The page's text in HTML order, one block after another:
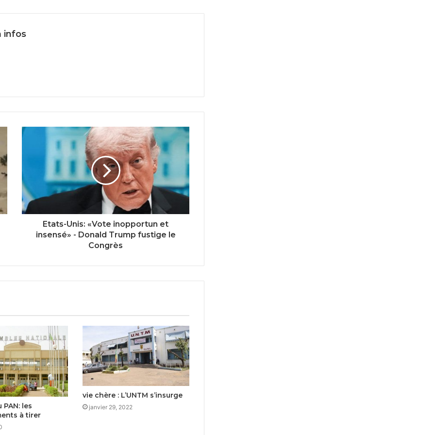
infos
Etats-Unis: «Vote inopportun et
insensé» - Donald Trump fustige le
Congrès
les
à tirer
vie chère : L’UNTM s’insurge
janvier 29, 2022